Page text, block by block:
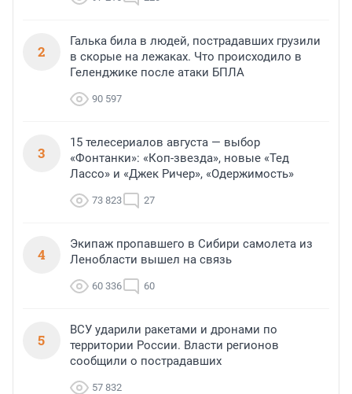
2
Галька била в людей, пострадавших грузили
в скорые на лежаках. Что происходило в
Геленджике после атаки БПЛА
90 597
3
15 телесериалов августа — выбор
«Фонтанки»: «Коп-звезда», новые «Тед
Лассо» и «Джек Ричер», «Одержимость»
73 823 27
4
Экипаж пропавшего в Сибири самолета из
Ленобласти вышел на связь
60 336 60
5
ВСУ ударили ракетами и дронами по
территории России. Власти регионов
сообщили о пострадавших
57 832